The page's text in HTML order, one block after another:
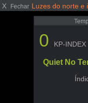
X Fechar Luzes do norte e
0 KP-INDEX
Quiet No